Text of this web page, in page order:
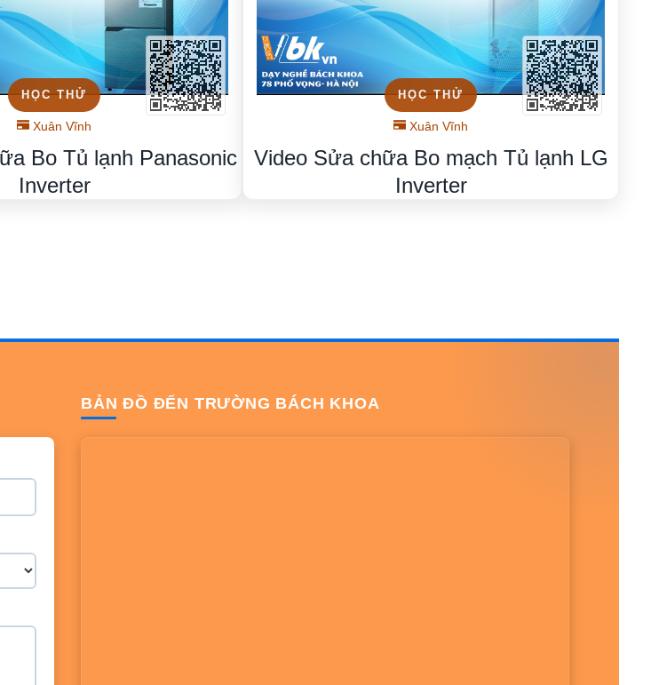
HỌC THỬ
Xuân Vĩnh
Bo Tủ lạnh Panasonic
Inverter
HỌC THỬ
Xuân Vĩnh
Video Sửa chữa Bo mạch Tủ lạnh LG
Inverter
BẢN ĐỒ ĐẾN TRƯỜNG BÁCH KHOA